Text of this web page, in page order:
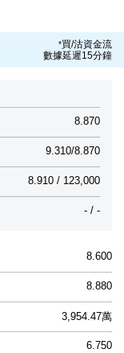
*買/沽資金流
數據延遲15分鐘
8.870
9.310/8.870
8.910 / 123,000
- / -
8.600
8.880
3,954.47萬
6.750